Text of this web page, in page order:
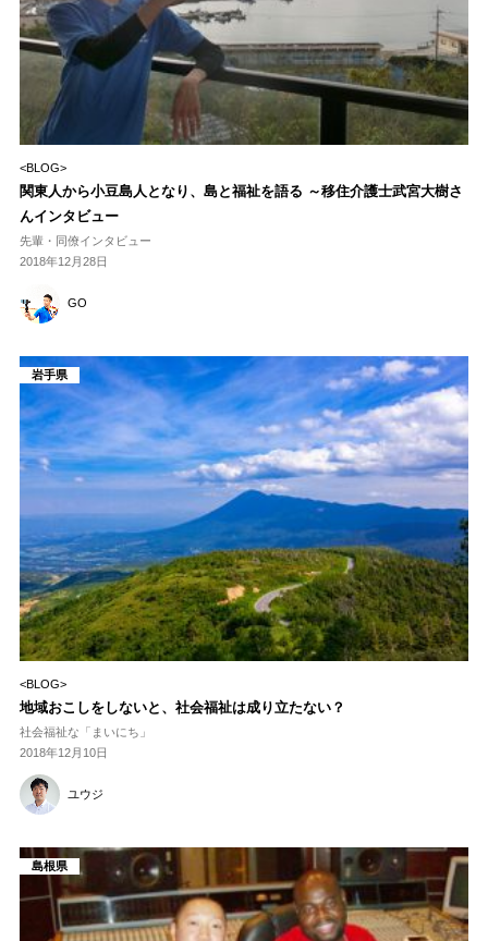
<BLOG>
関東人から小豆島人となり、島と福祉を語る ～移住介護士武宮大樹さ
んインタビュー
先輩・同僚インタビュー
2018年12月28日
GO
岩手県
<BLOG>
地域おこしをしないと、社会福祉は成り立たない？
社会福祉な「まいにち」
2018年12月10日
ユウジ
島根県